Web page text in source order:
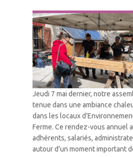
Vie Associative
Jeudi 7 mai dernier, notre
tenue dans une ambiance
dans les locaux
Ferme. Ce rendez-vous annuel
adhérents, salariés,
autour d’un moment important